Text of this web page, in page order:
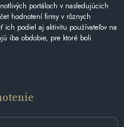
portáloch v nasledujúcich
hodnotení firmy v rôznych
ich podiel aj aktivitu používateľov na
iba obdobie, pre ktoré boli